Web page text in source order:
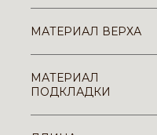
МАТЕРИАЛ ВЕРХА
МАТЕРИАЛ
ПОДКЛАДКИ